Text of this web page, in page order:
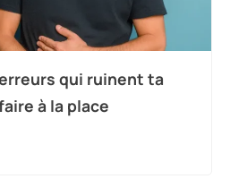
qui ruinent ta
à la place